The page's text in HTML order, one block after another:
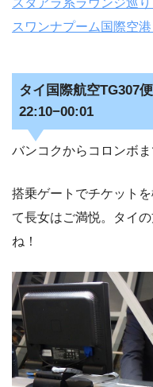
スワンナプーム国際空
タイ国際航空TG307
22:10−00:01
バンコクからコロンボ
搭乗ゲートでチケット
て長女はご満悦。タイ
ね！